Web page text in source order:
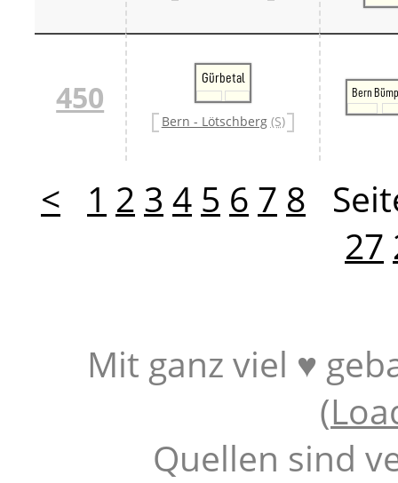
450
Gürbetal
Bern - Lötschberg (S)
Bern
< 1 2 3 4 5 6 7 8
27
Mit ganz viel ♥
(
Quellen sind